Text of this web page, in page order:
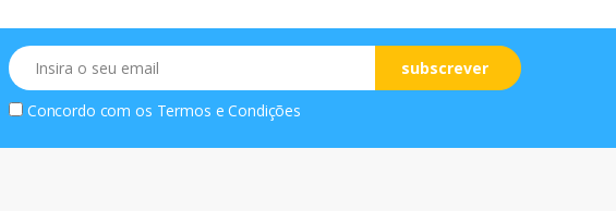
Email
subscrever
Concordo com os Termos e Condições